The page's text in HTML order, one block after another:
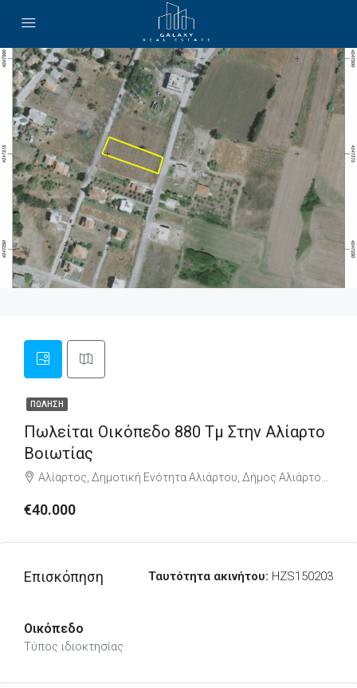
ΠΏΛΗΣΗ
Πωλείται Οικόπεδο 880 Τμ Στην Αλίαρτο
Βοιωτίας
Αλίαρτος, Δημοτική Ενότητα Αλιάρτου, Δήμος Αλιάρτου – Θεσπιέων, Περιφερειακή Ενότητα Βοιωτίας, Περιφέρεια Στερεάς Ελλάδας, Αποκεντρωμένη Διοίκηση Θεσσαλίας - Στερεάς Ελλάδος, 320 01, Ελλάδα
€40.000
Επισκόπηση Ταυτότητα ακινήτου: HZS150203
Οικόπεδο
Τύπος ιδιοκτησίας